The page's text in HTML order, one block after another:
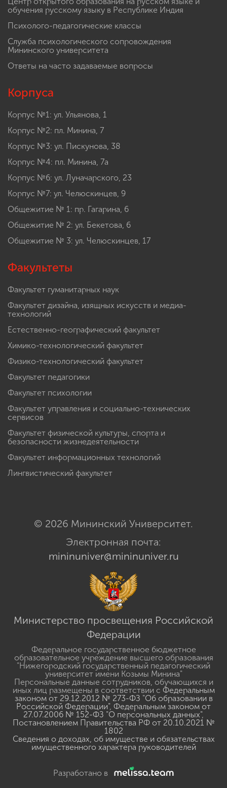
обучения русскому языку в Республике Индия
Психолого-педагогические классы
Служба психологического сопровождения
Мининского университета
Ответы на часто задаваемые вопросы
Корпуса
Корпус №1: ул. Ульянова, 1
Корпус №2: пл. Минина, 7
Корпус №3: ул. Пискунова, 38
Корпус №4: пл. Минина, 7а
Корпус №6: ул. Луначарского, 23
Корпус №7: ул. Челюскинцев, 9
Общежитие № 1: пр. Гагарина, 6
Общежитие № 2: ул. Бекетова, 6
Общежитие № 3: ул. Челюскинцев, 17
Факультеты
Факультет гуманитарных наук
Факультет дизайна, изящных искусств и медиа-
технологий
Естественно-географический факультет
Химико-технологический факультет
Физико-технологический факультет
Факультет педагогики
Факультет психологии
Факультет управления и социально-технических
сервисов
Факультет физической культуры, спорта и
безопасности жизнедеятельности
Факультет информационных технологий
Лингвистический факультет
© 2026 Мининский Университет.
Электронная почта:
mininuniver@mininuniver.ru
Министерство просвещения Российской
Федерации
Федеральное государственное бюджетное
образовательное учреждение высшего образования
"Нижегородский государственный педагогический
университет имени Козьмы Минина"
Персональные данные сотрудников, обучающихся и
иных лиц размещены в соответствии с Федеральным
законом от 29.12.2012 № 273-ФЗ "Об образовании в
Российской Федерации", Федеральным законом от
27.07.2006 № 152-ФЗ "О персональных данных",
Постановлением Правительства РФ от 20.10.2021 №
1802
Сведения о доходах, об имуществе и обязательствах
имущественного характера руководителей
Разработано в